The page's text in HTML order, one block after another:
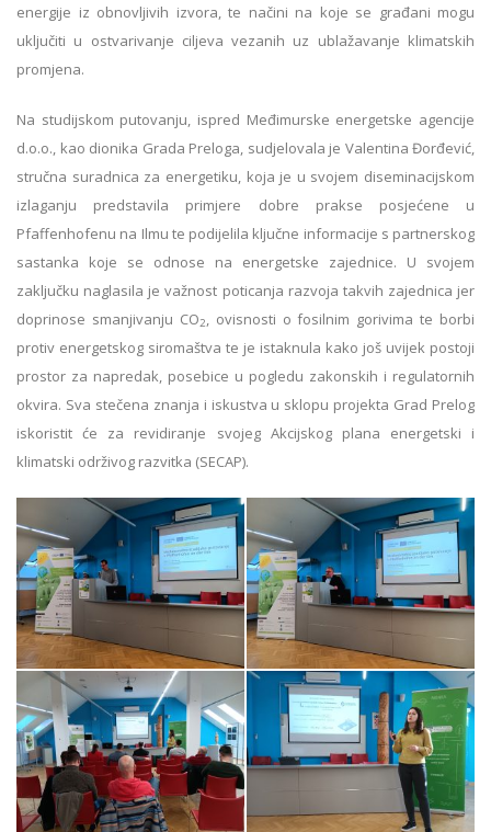
energije iz obnovljivih izvora, te načini na koje se građani mogu
uključiti u ostvarivanje ciljeva vezanih uz ublažavanje klimatskih
promjena.
Na studijskom putovanju, ispred Međimurske energetske agencije
d.o.o., kao dionika Grada Preloga, sudjelovala je Valentina Đorđević,
stručna suradnica za energetiku, koja je u svojem diseminacijskom
izlaganju predstavila primjere dobre prakse posjećene u
Pfaffenhofenu na Ilmu te podijelila ključne informacije s partnerskog
sastanka koje se odnose na energetske zajednice. U svojem
zaključku naglasila je važnost poticanja razvoja takvih zajednica jer
doprinose smanjivanju CO2
, ovisnosti o fosilnim gorivima te borbi
protiv energetskog siromaštva te je istaknula kako još uvijek postoji
prostor za napredak, posebice u pogledu zakonskih i regulatornih
okvira. Sva stečena znanja i iskustva u sklopu projekta Grad Prelog
iskoristit će za revidiranje svojeg Akcijskog plana energetski i
klimatski održivog razvitka (SECAP).